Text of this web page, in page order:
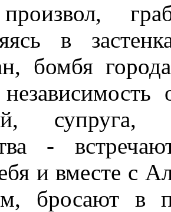
в
бомбя
-
и вместе с
бросают в